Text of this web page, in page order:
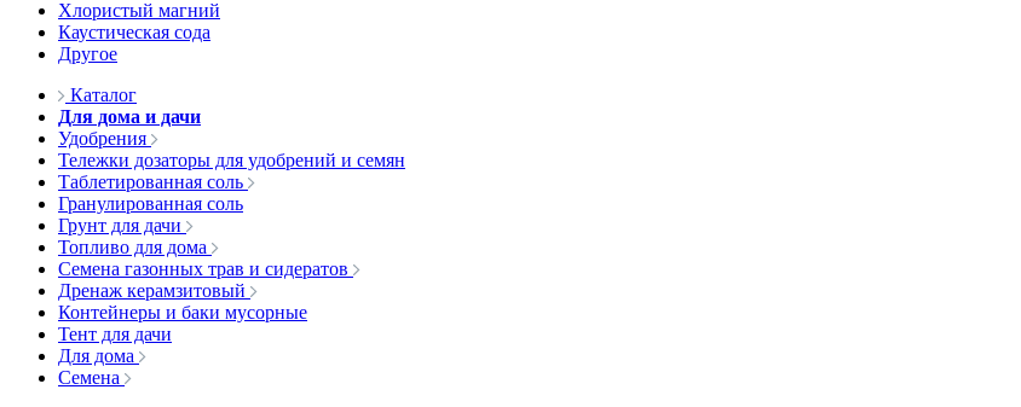
Хлористый магний
Каустическая сода
Другое
Каталог
Для дома и дачи
Удобрения
Тележки дозаторы для удобрений и семян
Таблетированная соль
Гранулированная соль
Грунт для дачи
Топливо для дома
Семена газонных трав и сидератов
Дренаж керамзитовый
Контейнеры и баки мусорные
Тент для дачи
Для дома
Семена